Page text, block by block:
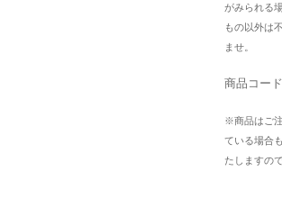
がみられる
もの以外は
ませ。
商品コー
※商品はご
ている場合
たしますの